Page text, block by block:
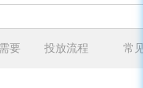
要 投放流程 常